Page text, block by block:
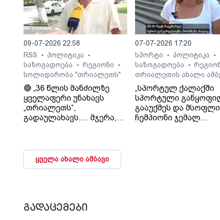
09-07-2026 22:58
RSS
• პოლიტიკა •
საზოგადოება • რეგიონი •
სოლიდარობა "თრიალეთს"
🔴 „36 წლის მანძილზე
ყველაფერი უნახავს
„თრიალეთს“,
გადაულახავს.... მჯერა,
ხელისუფლება და ის
ელემენტარული
სურმანიძე. ტვ 25-ის
07-07-2026 17:20
სპორტი
• პოლიტიკა •
საზოგადოება •
თრიალეთის ახალი
„სპორტულ ქალაქში
სპორტული
გააუქმეს და
ჩემპიონი ჯემალ
ყველა ახალი ამბავი
გადაცემები